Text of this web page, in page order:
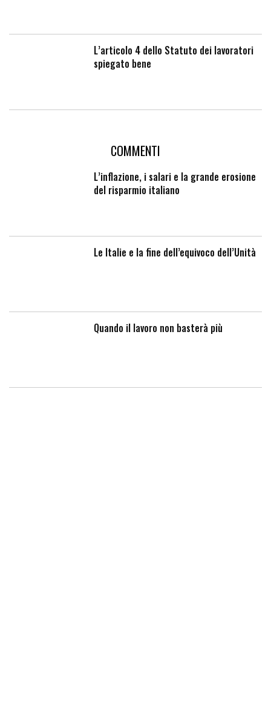
L’articolo 4 dello Statuto dei lavoratori
spiegato bene
COMMENTI
L’inflazione, i salari e la grande erosione
del risparmio italiano
Le Italie e la fine dell’equivoco dell’Unità
Quando il lavoro non basterà più